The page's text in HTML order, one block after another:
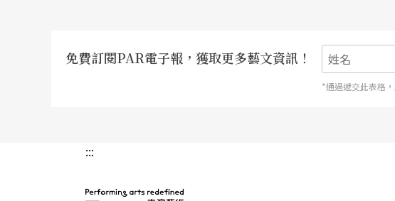
免費訂閱PAR電子報，獲取更多藝文資訊！
*通過遞交此表格
:::